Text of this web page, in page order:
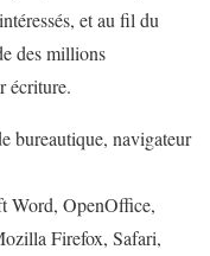
et au fil du
des millions
écriture.
bureautique, navigateur
Word, OpenOffice,
Firefox, Safari,